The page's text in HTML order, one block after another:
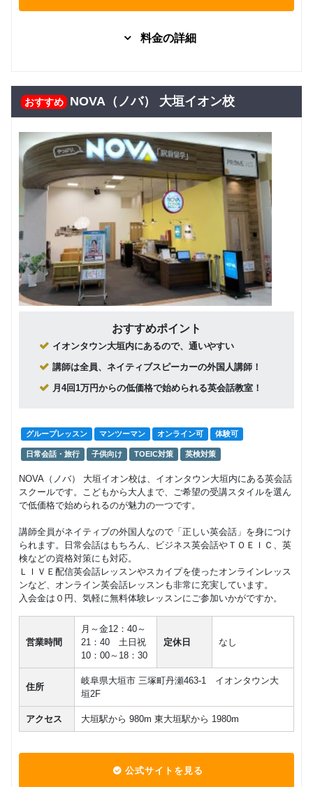
料金の詳細
よる個人
レッスン
制）
29,150
ネイティ
ブ講師に
よる個人
レッスン
マンツーマン 日常英会話 ビジネス英語
TOEIC
143,000 円(税込) / 総額
回数：20 / 1セッション40分
ネイティ
ブ講師に
よる個人
レッスン
（回数制
マンツーマン 日常英会話 ビジネス英語
TOEIC
旅行
264,000
円(税込) / 総額
回数：40 / 1セッション40分
ネイティ
ブ講師に
よる個人
（回数制
マンツーマン 日常英会話 ビジネス英語
旅行
484,000 円(税込) / 総額
ネイティ
ブ講師に
よる少人
ン
グループレッスン 日常英会話
15,950 円(税込) / 月
回数：4 / 1セッション50分
ネイティ
よるアフ
タヌーン
（昼間の
固定制）
8,800円(税込) / 月
回数：4 / 1セッション50分
日本人講
スン
マンツーマン TOEIC 英検
26,400
回数：4 / 1セッション50分
数レッス
10,450円(税込) / 月
年少 少
14,850円(税込) / 月
回数：4 / 1セッション50分
おすすめ NOVA（ノバ） 大垣イオン校
おすすめポイント
イオンタウン大垣内にあるので、通いやすい
講師は全員、ネイティブスピーカーの外国人講師！
月4回1万円からの低価格で始められる英会話教室！
グループレッスン マンツーマン オンライン可 体験可
日常会話・旅行 子供向け TOEIC対策 英検対策
NOVA（ノバ） 大垣イオン校は、イオンタウン大垣内にある英会話
スクールです。こどもから大人まで、ご希望の受講スタイルを選ん
で低価格で始められるのが魅力の一つです。
講師全員がネイティブの外国人なので「正しい英会話」を身につけ
られます。日常会話はもちろん、ビジネス英会話やＴＯＥＩＣ、英
検などの資格対策にも対応。
ＬＩＶＥ配信英会話レッスンやスカイプを使ったオンラインレッス
ンなど、オンライン英会話レッスンも非常に充実しています。
入会金は０円、気軽に無料体験レッスンにご参加いかがですか。
営業時間
月～金12：40～
21：40 土日祝
10：00～18：30
定休日 なし
住所
岐阜県大垣市 三塚町丹瀬463-1 イオンタウン大
垣2F
アクセス 大垣駅から 980m 東大垣駅から 1980m
公式サイトを見る